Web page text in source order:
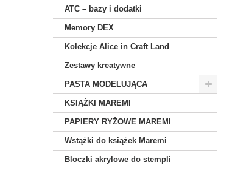
ATC – bazy i dodatki
Memory DEX
Kolekcje Alice in Craft Land
Zestawy kreatywne
PASTA MODELUJĄCA
KSIĄŻKI MAREMI
PAPIERY RYŻOWE MAREMI
Wstążki do książek Maremi
Bloczki akrylowe do stempli